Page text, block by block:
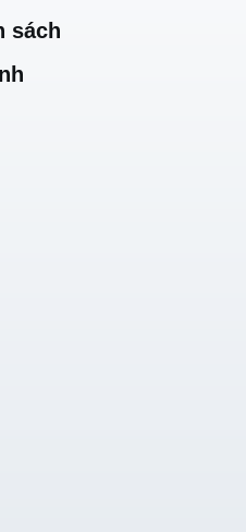
sách